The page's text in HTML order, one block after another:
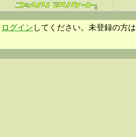
β
ログイン してください。未登録の方は